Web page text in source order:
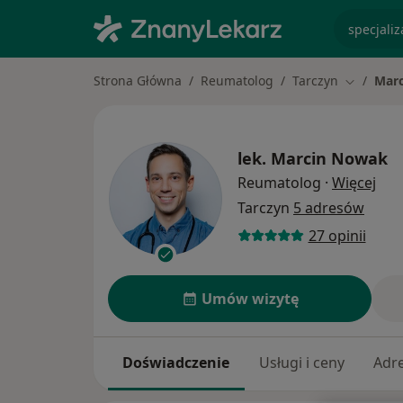
Strona Główna Reumatolog Tarczyn Zmień
lek. Marcin Nowak
Reumatolog · Więcej
Tarczyn 5 adresów
27 opinii
Umów wizytę
Doświadczenie Usługi i ceny